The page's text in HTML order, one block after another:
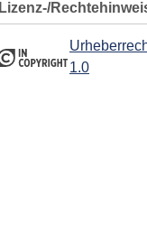
Lizenz-/
1.0